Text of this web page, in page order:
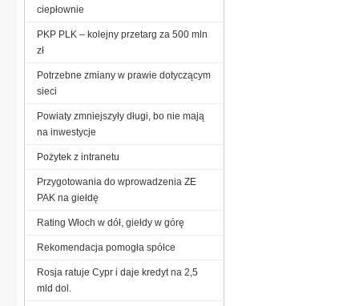
ciepłownie
PKP PLK – kolejny przetarg za 500 mln
zł
Potrzebne zmiany w prawie dotyczącym
sieci
Powiaty zmniejszyły długi, bo nie mają
na inwestycje
Pożytek z intranetu
Przygotowania do wprowadzenia ZE
PAK na giełdę
Rating Włoch w dół, giełdy w górę
Rekomendacja pomogła spółce
Rosja ratuje Cypr i daje kredyt na 2,5
mld dol.